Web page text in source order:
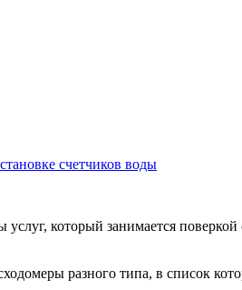
счетчиков воды
который занимается
разного типа, в список